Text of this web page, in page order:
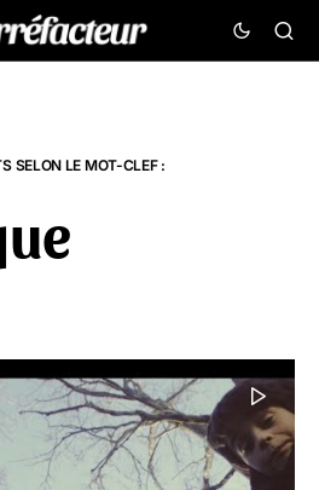
SELON LE MOT-CLEF :